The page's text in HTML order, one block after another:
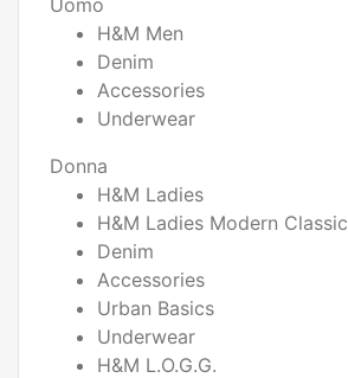
Uomo
H&M Men
Denim
Accessories
Underwear
Donna
H&M Ladies
H&M Ladies Modern Classic
Denim
Accessories
Urban Basics
Underwear
H&M L.O.G.G.